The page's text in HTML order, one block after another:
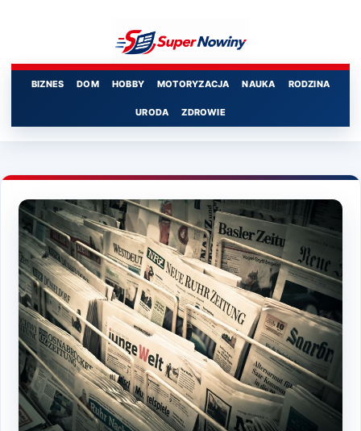
BIZNES DOM HOBBY MOTORYZACJA NAUKA RODZINA
URODA ZDROWIE